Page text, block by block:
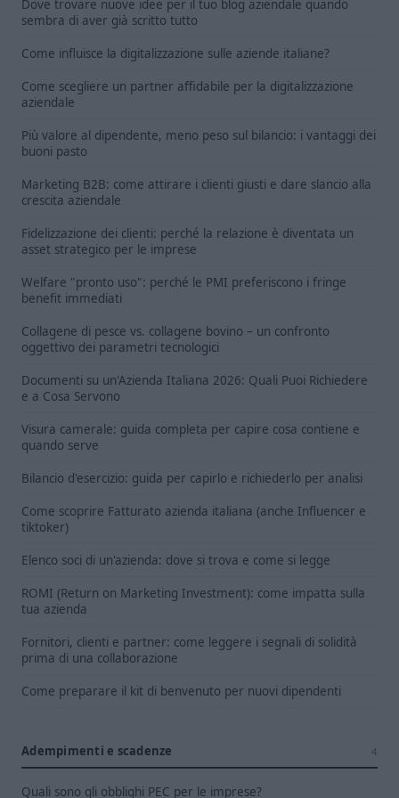
Dove trovare nuove idee per il tuo blog aziendale quando
sembra di aver già scritto tutto
Come influisce la digitalizzazione sulle aziende italiane?
Come scegliere un partner affidabile per la digitalizzazione
aziendale
Più valore al dipendente, meno peso sul bilancio: i vantaggi dei
buoni pasto
Marketing B2B: come attirare i clienti giusti e dare slancio alla
crescita aziendale
Fidelizzazione dei clienti: perché la relazione è diventata un
asset strategico per le imprese
Welfare "pronto uso": perché le PMI preferiscono i fringe
benefit immediati
Collagene di pesce vs. collagene bovino – un confronto
oggettivo dei parametri tecnologici
Documenti su un'Azienda Italiana 2026: Quali Puoi Richiedere
e a Cosa Servono
Visura camerale: guida completa per capire cosa contiene e
quando serve
Bilancio d'esercizio: guida per capirlo e richiederlo per analisi
Come scoprire Fatturato azienda italiana (anche Influencer e
tiktoker)
Elenco soci di un'azienda: dove si trova e come si legge
ROMI (Return on Marketing Investment): come impatta sulla
tua azienda
Fornitori, clienti e partner: come leggere i segnali di solidità
prima di una collaborazione
Come preparare il kit di benvenuto per nuovi dipendenti
Adempimenti e scadenze 4
Quali sono gli obblighi PEC per le imprese?